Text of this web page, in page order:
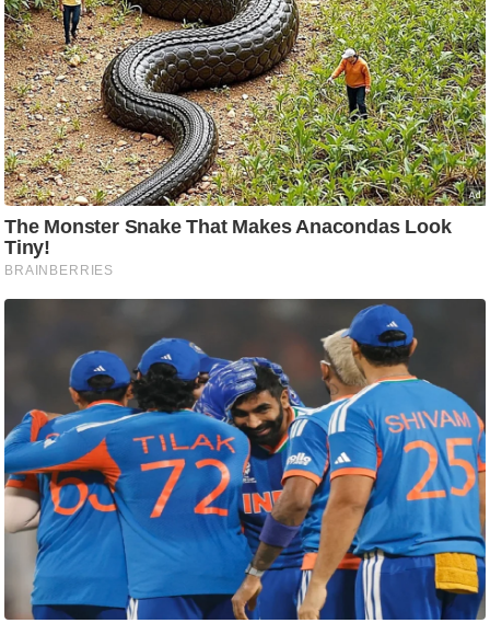
क्षा
ध
र्म
ज्यो
ति
ष
प्र
भु
म
स्थ
ल
व्र
त
त्यो
हा
र